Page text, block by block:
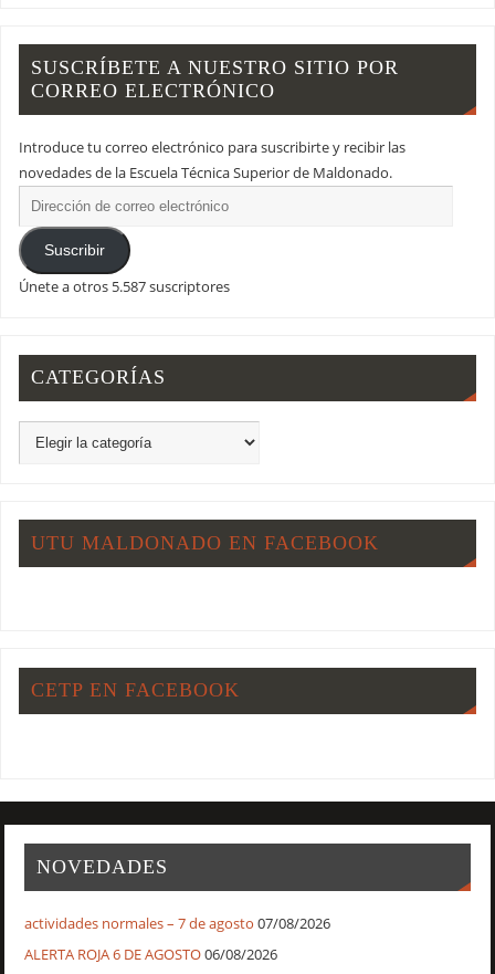
SUSCRÍBETE A NUESTRO SITIO POR
CORREO ELECTRÓNICO
Introduce tu correo electrónico para suscribirte y recibir las
novedades de la Escuela Técnica Superior de Maldonado.
Suscribir
Únete a otros 5.587 suscriptores
CATEGORÍAS
UTU MALDONADO EN FACEBOOK
CETP EN FACEBOOK
NOVEDADES
actividades normales – 7 de agosto 07/08/2026
ALERTA ROJA 6 DE AGOSTO06/08/2026